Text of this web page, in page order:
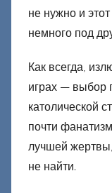
не нужно и
немного под
Как всегда,
играх — выбор
католической
почти
лучшей
не найти.